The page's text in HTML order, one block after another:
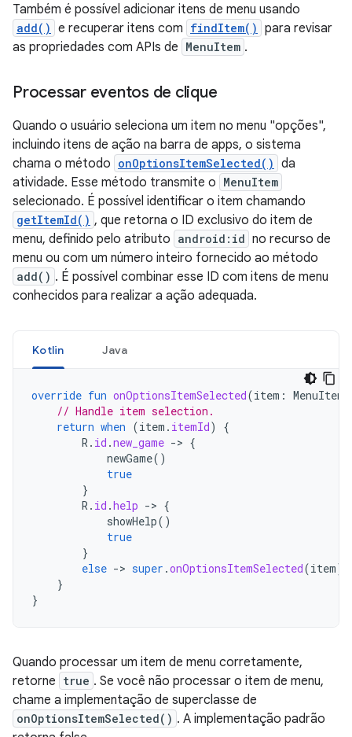
Também é possível adicionar itens de menu usando
add() e recuperar itens com findItem() para revisar
as propriedades com APIs de MenuItem .
Processar eventos de clique
Quando o usuário seleciona um item no menu "opções",
incluindo itens de ação na barra de apps, o sistema
chama o método onOptionsItemSelected() da
atividade. Esse método transmite o MenuItem
selecionado. É possível identificar o item chamando
getItemId() , que retorna o ID exclusivo do item de
menu, definido pelo atributo android:id no recurso de
menu ou com um número inteiro fornecido ao método
add() . É possível combinar esse ID com itens de menu
conhecidos para realizar a ação adequada.
Kotlin Java
override fun onOptionsItemSelected(item : MenuItem
// Handle item selection.
return when (item . itemId)
{
R . id .new_game -> {
newGame()
true
}
R . id .help -> {
showHelp()
true
}
else -> super .onOptionsItemSelected(item)
}
}
Quando processar um item de menu corretamente,
retorne true . Se você não processar o item de menu,
chame a implementação de superclasse de
onOptionsItemSelected() . A implementação padrão